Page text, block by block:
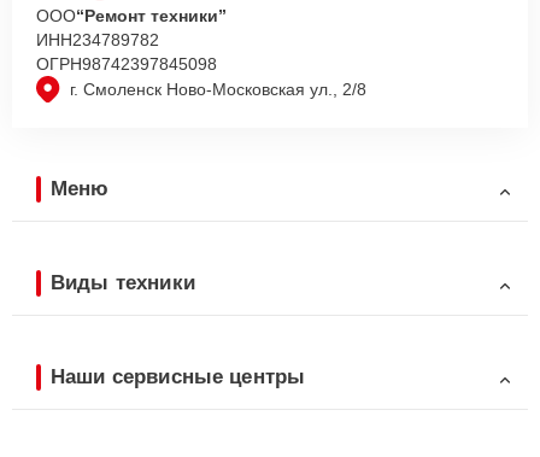
г. Смоленск Ново-Московская ул., 2/8
ООО“Ремонт техники”
ИНН234789782
ОГРН98742397845098
Меню
Виды техники
Наши сервисные центры